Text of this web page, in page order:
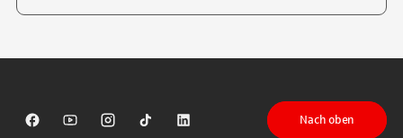
Sparkasse auf Facebook
Sparkasse auf Youtube
Sparkasse auf Instagram
Sparkasse auf TikTok
Sparkasse auf LinkedIn
Nach oben